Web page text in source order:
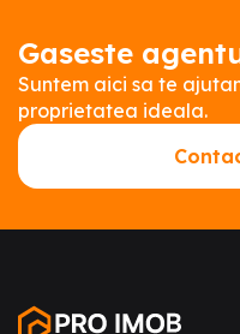
Gaseste
Suntem aici sa te
proprietatea ideala.